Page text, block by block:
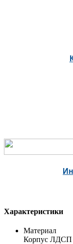
Характеристики
Материал
Корпус